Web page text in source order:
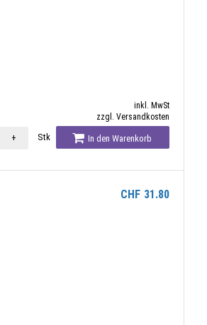
inkl. MwSt
zzgl. Versandkosten
+ Stk In den Warenkorb
CHF 31.80